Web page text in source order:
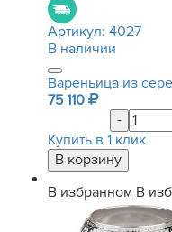
Артикул: 4027
В наличии
Вареньица из
75 110
-
Купить в 1 клик
В избранном В